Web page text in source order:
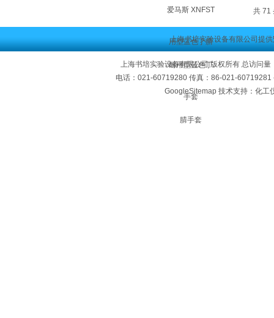
共 71
上海书培实验设备有限公司提供
上海书培实验设备有限公司 版权所有 总访问量
电话：021-60719280 传真：86-021-
GoogleSitemap技术支持：化工